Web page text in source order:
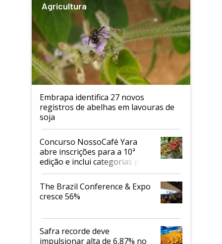
Agricultura
Embrapa identifica 27 novos
registros de abelhas em lavouras de
soja
Concurso NossoCafé Yara
abre inscrições para a 10ª
edição e inclui categorias para
cafés Canephora
The Brazil Conference & Expo
cresce 56%
Safra recorde deve
impulsionar alta de 6,87% no